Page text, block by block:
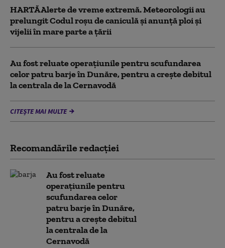
HARTĂ Alerte de vreme extremă. Meteorologii au
prelungit Codul roșu de caniculă și anunță ploi și
vijelii în mare parte a țării
Au fost reluate operațiunile pentru scufundarea
celor patru barje în Dunăre, pentru a crește debitul
la centrala de la Cernavodă
CITEȘTE MAI MULTE
Recomandările redacţiei
Au fost reluate
operațiunile pentru
scufundarea celor
patru barje în Dunăre,
pentru a crește debitul
la centrala de la
Cernavodă